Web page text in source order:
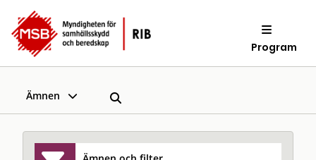
Program
Ämnen